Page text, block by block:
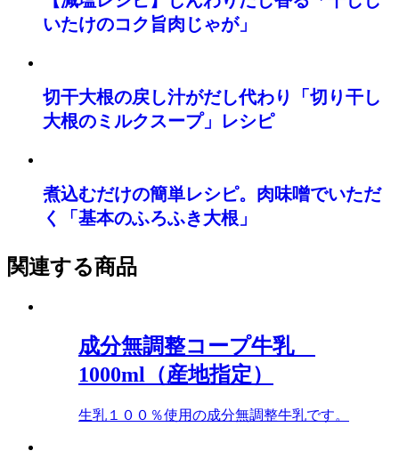
いたけのコク旨肉じゃが」
切干大根の戻し汁がだし代わり「切り干し
大根のミルクスープ」レシピ
煮込むだけの簡単レシピ。肉味噌でいただ
く「基本のふろふき大根」
関連する商品
成分無調整コープ牛乳
1000ml（産地指定）
生乳１００％使用の成分無調整牛乳です。